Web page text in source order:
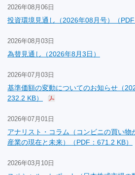
2026年08月06日
投資環境見通し（2026年08月号）（PDF
2026年08月03日
為替見通し（2026年8月3日）
2026年07月03日
基準価額の変動についてのお知らせ（
232.2 KB）
2026年07月01日
アナリスト・コラム（コンビニの買い物
産業の現在と未来）（PDF：671.2 KB）
2026年03月10日